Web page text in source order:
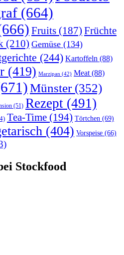
(664)
Fruits (187) Früchte
(210) Gemüse (134)
(244) Kartoffeln (88)
(419) Marzipan (42) Meat(88)
Münster(352)
(51) Rezept (491)
Tea-Time (194) Törtchen (69)
(404) Vorspeise (66)
Stockfood